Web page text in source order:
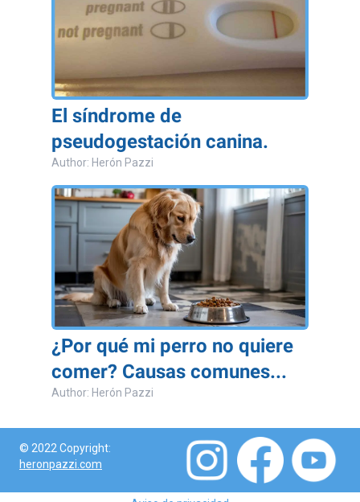
El síndrome de
pseudogestación canina.
Author: Herón Pazzi
¿Por qué mi perro no quiere
comer? Causas comunes...
Author: Herón Pazzi
© 2022 Copyright:
heronpazzi.com